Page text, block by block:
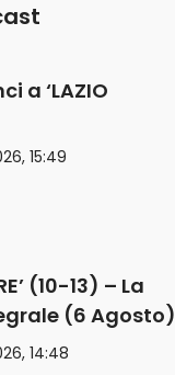
a ‘LAZIO
15:49
(10-13) – La
(6 Agosto)
14:48